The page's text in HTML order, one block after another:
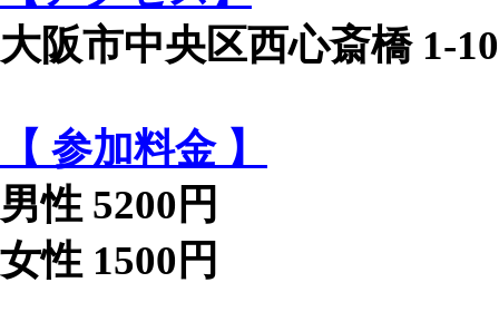
大阪市中央区西心斎橋 1-
【 参加料金 】
男性 5200円
女性 1500円